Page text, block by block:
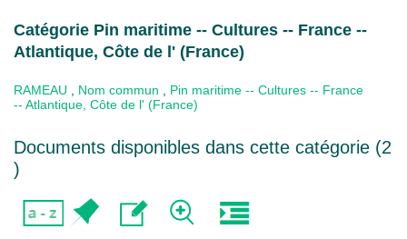
Catégorie Pin maritime -- Cultures -- France --
Atlantique, Côte de l' (France)
RAMEAU Nom commun
Pin maritime -- Cultures -- France
-- Atlantique, Côte de l' (France)
Documents disponibles dans cette catégorie (2
)